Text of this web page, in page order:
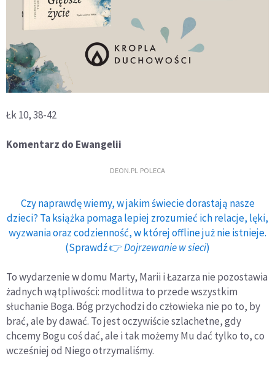
Łk 10, 38-42
Komentarz do Ewangelii
DEON.PL POLECA
Czy naprawdę wiemy, w jakim świecie dorastają nasze
dzieci? Ta książka pomaga lepiej zrozumieć ich relacje, lęki,
wyzwania oraz codzienność, w której offline już nie istnieje.
(Sprawdź 👉Dojrzewanie w sieci)
To wydarzenie w domu Marty, Marii i Łazarza nie pozostawia
żadnych wątpliwości: modlitwa to przede wszystkim
słuchanie Boga. Bóg przychodzi do człowieka nie po to, by
brać, ale by dawać. To jest oczywiście szlachetne, gdy
chcemy Bogu coś dać, ale i tak możemy Mu dać tylko to, co
wcześniej od Niego otrzymaliśmy.